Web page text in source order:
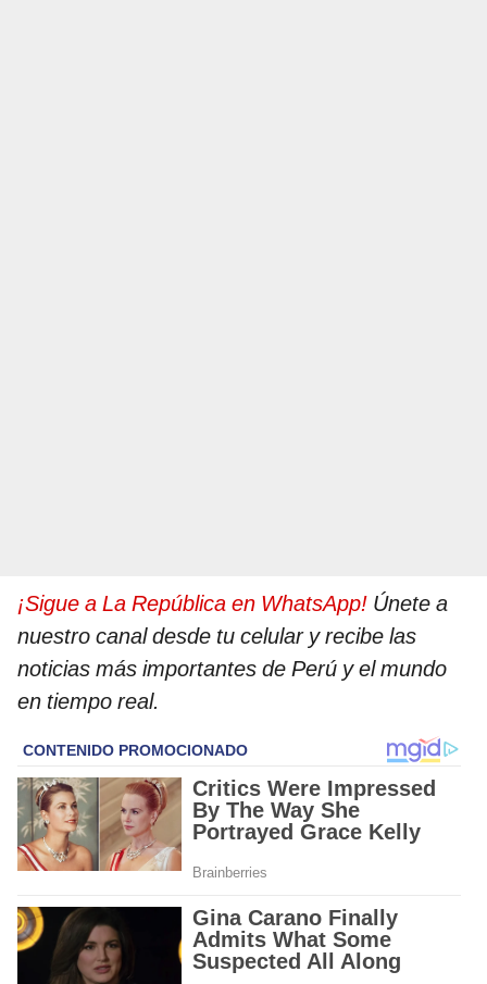
¡Sigue a La República en WhatsApp! Únete a
nuestro canal desde tu celular y recibe las
noticias más importantes de Perú y el mundo
en tiempo real.